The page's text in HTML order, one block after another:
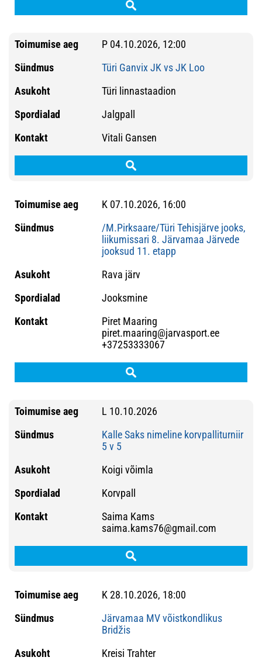
P 04.10.2026, 12:00
Türi Ganvix JK vs JK Loo
Türi linnastaadion
Jalgpall
Vitali Gansen
K 07.10.2026, 16:00
/M.Pirksaare/Türi Tehisjärve jooks,
liikumissari 8. Järvamaa Järvede
jooksud 11. etapp
Rava järv
Jooksmine
Piret Maaring
piret.maaring@jarvasport.ee
+37253333067
L 10.10.2026
Kalle Saks nimeline korvpalliturniir
5 v 5
Koigi võimla
Korvpall
Saima Kams
saima.kams76@gmail.com
K 28.10.2026, 18:00
Järvamaa MV võistkondlikus
Bridžis
Kreisi Trahter